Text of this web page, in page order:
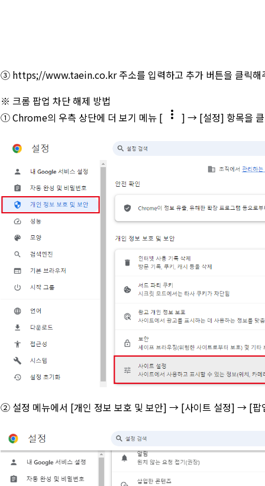
③ https;//www.taein.co.kr 주소를 입력하고 추가 버튼을 클릭해
※ 크롬 팝업 차단 해제 방법
① Chrome의 우측 상단에 더 보기 메뉴 [ more_vert ] → [설정] 항목을
② 설정 메뉴에서 [개인 정보 보호 및 보안] → [사이트 설정] → [팝